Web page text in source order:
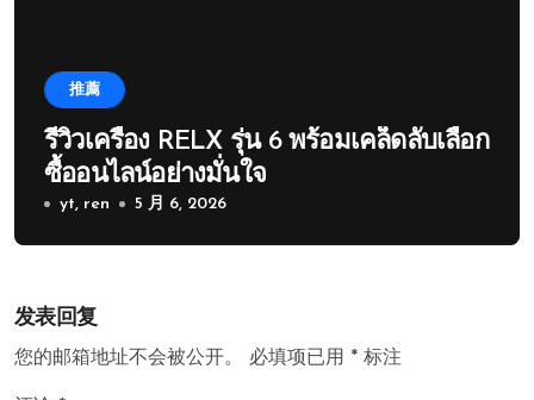
推薦
รีวิวเครื่อง RELX รุ่น 6 พร้อมเคล็ดลับเลือก
ซื้ออนไลน์อย่างมั่นใจ
yt, ren 5 月 6, 2026
发表回复
您的邮箱地址不会被公开。 必填项已用 * 标注